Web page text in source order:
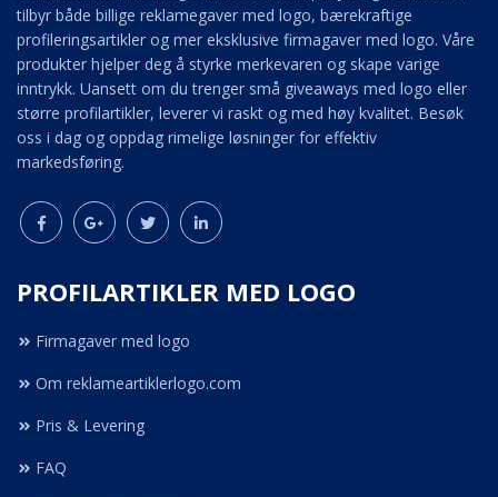
tilbyr både billige reklamegaver med logo, bærekraftige
profileringsartikler og mer eksklusive firmagaver med logo. Våre
produkter hjelper deg å styrke merkevaren og skape varige
inntrykk. Uansett om du trenger små giveaways med logo eller
større profilartikler, leverer vi raskt og med høy kvalitet. Besøk
oss i dag og oppdag rimelige løsninger for effektiv
markedsføring.
PROFILARTIKLER MED LOGO
Firmagaver med logo
Om reklameartiklerlogo.com
Pris & Levering
FAQ